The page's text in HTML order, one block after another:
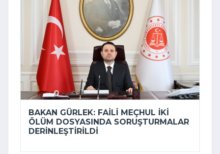
BAKAN GÜRLEK: FAILI MEÇHUL IKI
ÖLÜM DOSYASINDA SORUŞTURMALAR
DERINLEŞTIRILDI